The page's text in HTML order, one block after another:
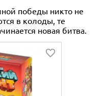
победы никто не
в колоды, те
новая битва.